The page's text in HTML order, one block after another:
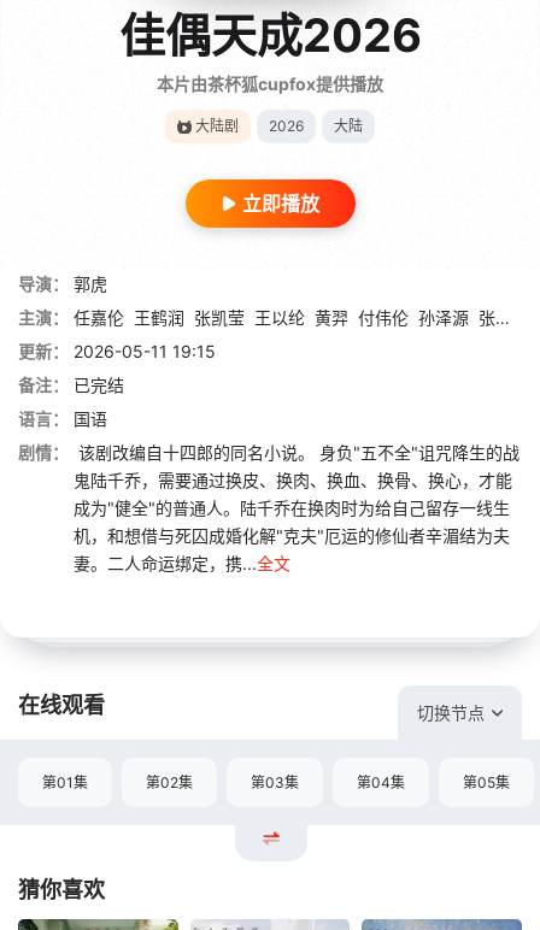
佳偶天成2026
本片由茶杯狐cupfox提供播放
大陆剧 2026 大陆
立即播放
导演：
郭虎
主演：
任嘉伦 王鹤润 张凯莹 王以纶 黄羿 付伟伦 孙泽源 张祎格
更新：
2026-05-11 19:15
备注：
已完结
语言：
国语
剧情：
该剧改编自十四郎的同名小说。 身负"五不全"诅咒降生的战
鬼陆千乔，需要通过换皮、换肉、换血、换骨、换心，才能
成为"健全"的普通人。陆千乔在换肉时为给自己留存一线生
机，和想借与死囚成婚化解"克夫"厄运的修仙者辛湄结为夫
妻。二人命运绑定，携...全文
在线观看 切换节点
第01集 第02集 第03集 第04集 第05集
猜你喜欢